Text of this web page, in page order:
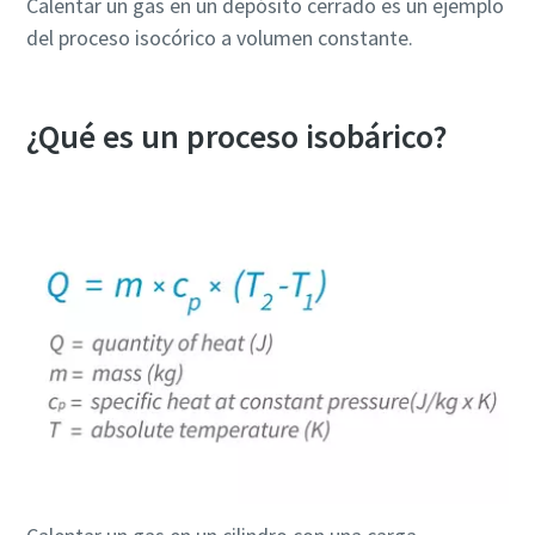
del proceso isocórico a volumen constante.
¿Qué es un proceso isobárico?